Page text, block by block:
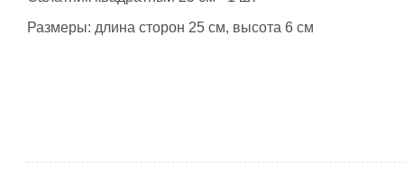
Размеры: длина сторон 25 см, высота 6 см